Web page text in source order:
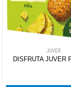
JUVER
DISFRUTA JUVER